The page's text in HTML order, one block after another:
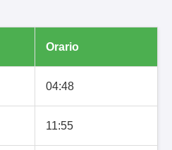
Orario
04:48
11:55